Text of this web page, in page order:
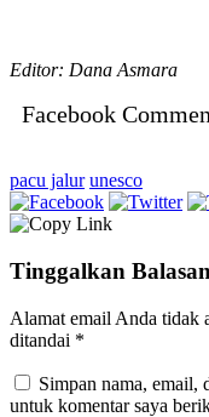
Editor: Dana Asmara
Facebook
pacu jalur unesco
Tinggalkan Balasan
Alamat email Anda tidak
ditandai *
Simpan nama, email,
untuk komentar saya